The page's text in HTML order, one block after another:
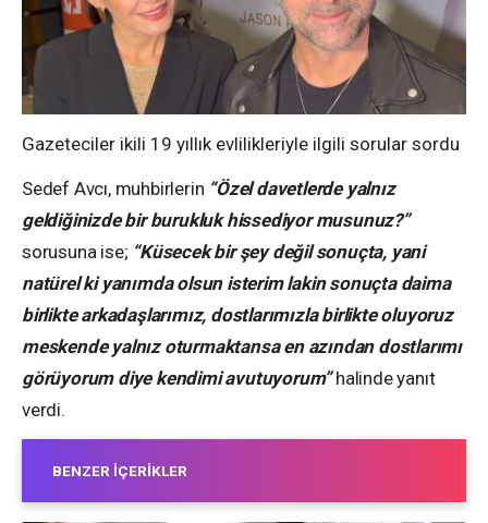
Gazeteciler ikili 19 yıllık evlilikleriyle ilgili sorular sordu
Sedef Avcı, muhbirlerin “Özel davetlerde yalnız
geldiğinizde bir burukluk hissediyor musunuz?”
sorusuna ise; “Küsecek bir şey değil sonuçta, yani
natürel ki yanımda olsun isterim lakin sonuçta daima
birlikte arkadaşlarımız, dostlarımızla birlikte oluyoruz
meskende yalnız oturmaktansa en azından dostlarımı
görüyorum diye kendimi avutuyorum”halinde yanıt
verdi.
BENZER İÇERIKLER